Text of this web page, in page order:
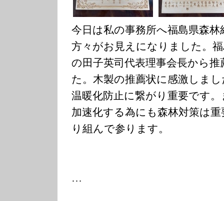
今日は私の事務所へ福島県森
方々がお見えになりました。
の田子英司代表理事会長から
た。木製の推薦状に感激しま
温暖化防止に繋がり重要です
加速化する為にも森林対策は
り組んで参ります。
…